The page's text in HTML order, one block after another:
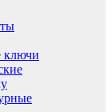
ключи